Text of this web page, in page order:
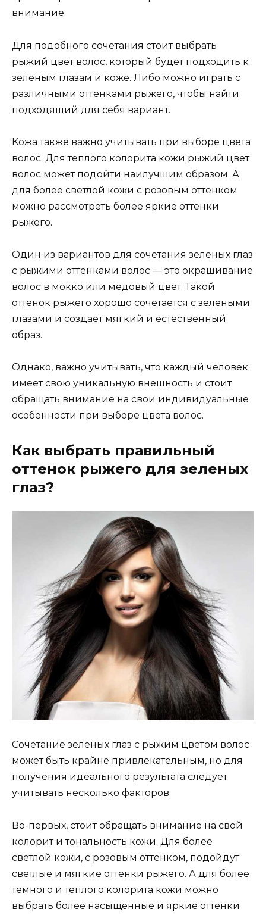
внимание.
Для подобного сочетания стоит выбрать
рыжий цвет волос, который будет подходить к
зеленым глазам и коже. Либо можно играть с
различными оттенками рыжего, чтобы найти
подходящий для себя вариант.
Кожа также важно учитывать при выборе цвета
волос. Для теплого колорита кожи рыжий цвет
волос может подойти наилучшим образом. А
для более светлой кожи с розовым оттенком
можно рассмотреть более яркие оттенки
рыжего.
Один из вариантов для сочетания зеленых глаз
с рыжими оттенками волос — это окрашивание
волос в мокко или медовый цвет. Такой
оттенок рыжего хорошо сочетается с зелеными
глазами и создает мягкий и естественный
образ.
Однако, важно учитывать, что каждый человек
имеет свою уникальную внешность и стоит
обращать внимание на свои индивидуальные
особенности при выборе цвета волос.
Как выбрать правильный
оттенок рыжего для зеленых
глаз?
Сочетание зеленых глаз с рыжим цветом волос
может быть крайне привлекательным, но для
получения идеального результата следует
учитывать несколько факторов.
Во-первых, стоит обращать внимание на свой
колорит и тональность кожи. Для более
светлой кожи, с розовым оттенком, подойдут
светлые и мягкие оттенки рыжего. А для более
темного и теплого колорита кожи можно
выбрать более насыщенные и яркие оттенки